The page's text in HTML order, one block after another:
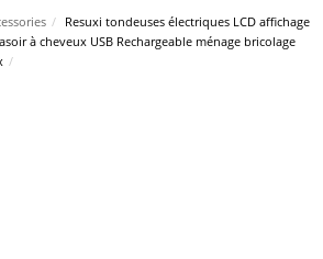
/ Resuxi tondeuses électriques LCD affichage
à cheveux USB Rechargeable ménage bricolage
/